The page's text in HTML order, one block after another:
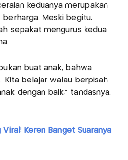
keduanya merupakan
berharga. Meski begitu,
sepakat mengurus kedua
buat anak, bahwa
Kita belajar walau berpisah
dengan baik," tandasnya.
Viral! Keren Banget Suaranya